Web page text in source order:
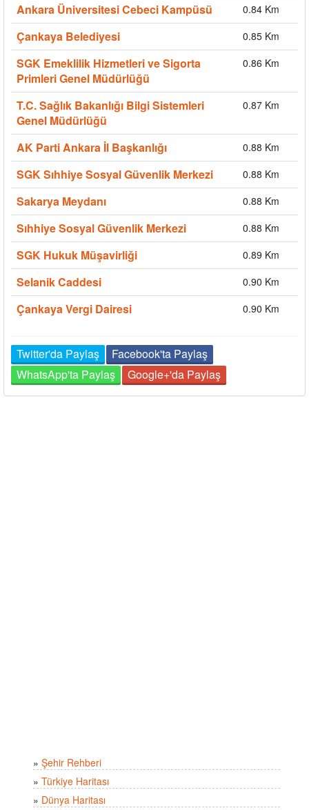
Ankara Üniversitesi Cebeci Kampüsü 0.84 Km
Çankaya Belediyesi 0.85 Km
SGK Emeklilik Hizmetleri ve Sigorta
Primleri Genel Müdürlüğü
0.86 Km
T.C. Sağlık Bakanlığı Bilgi Sistemleri
Genel Müdürlüğü
0.87 Km
AK Parti Ankara İl Başkanlığı 0.88 Km
SGK Sıhhiye Sosyal Güvenlik Merkezi 0.88 Km
Sakarya Meydanı 0.88 Km
Sıhhiye Sosyal Güvenlik Merkezi 0.88 Km
SGK Hukuk Müşavirliği 0.89 Km
Selanik Caddesi 0.90 Km
Çankaya Vergi Dairesi 0.90 Km
Twitter'da Paylaş
Facebook'ta Paylaş
WhatsApp'ta Paylaş
Google+'da Paylaş
» Şehir Rehberi
» Türkiye Haritası
» Dünya Haritası